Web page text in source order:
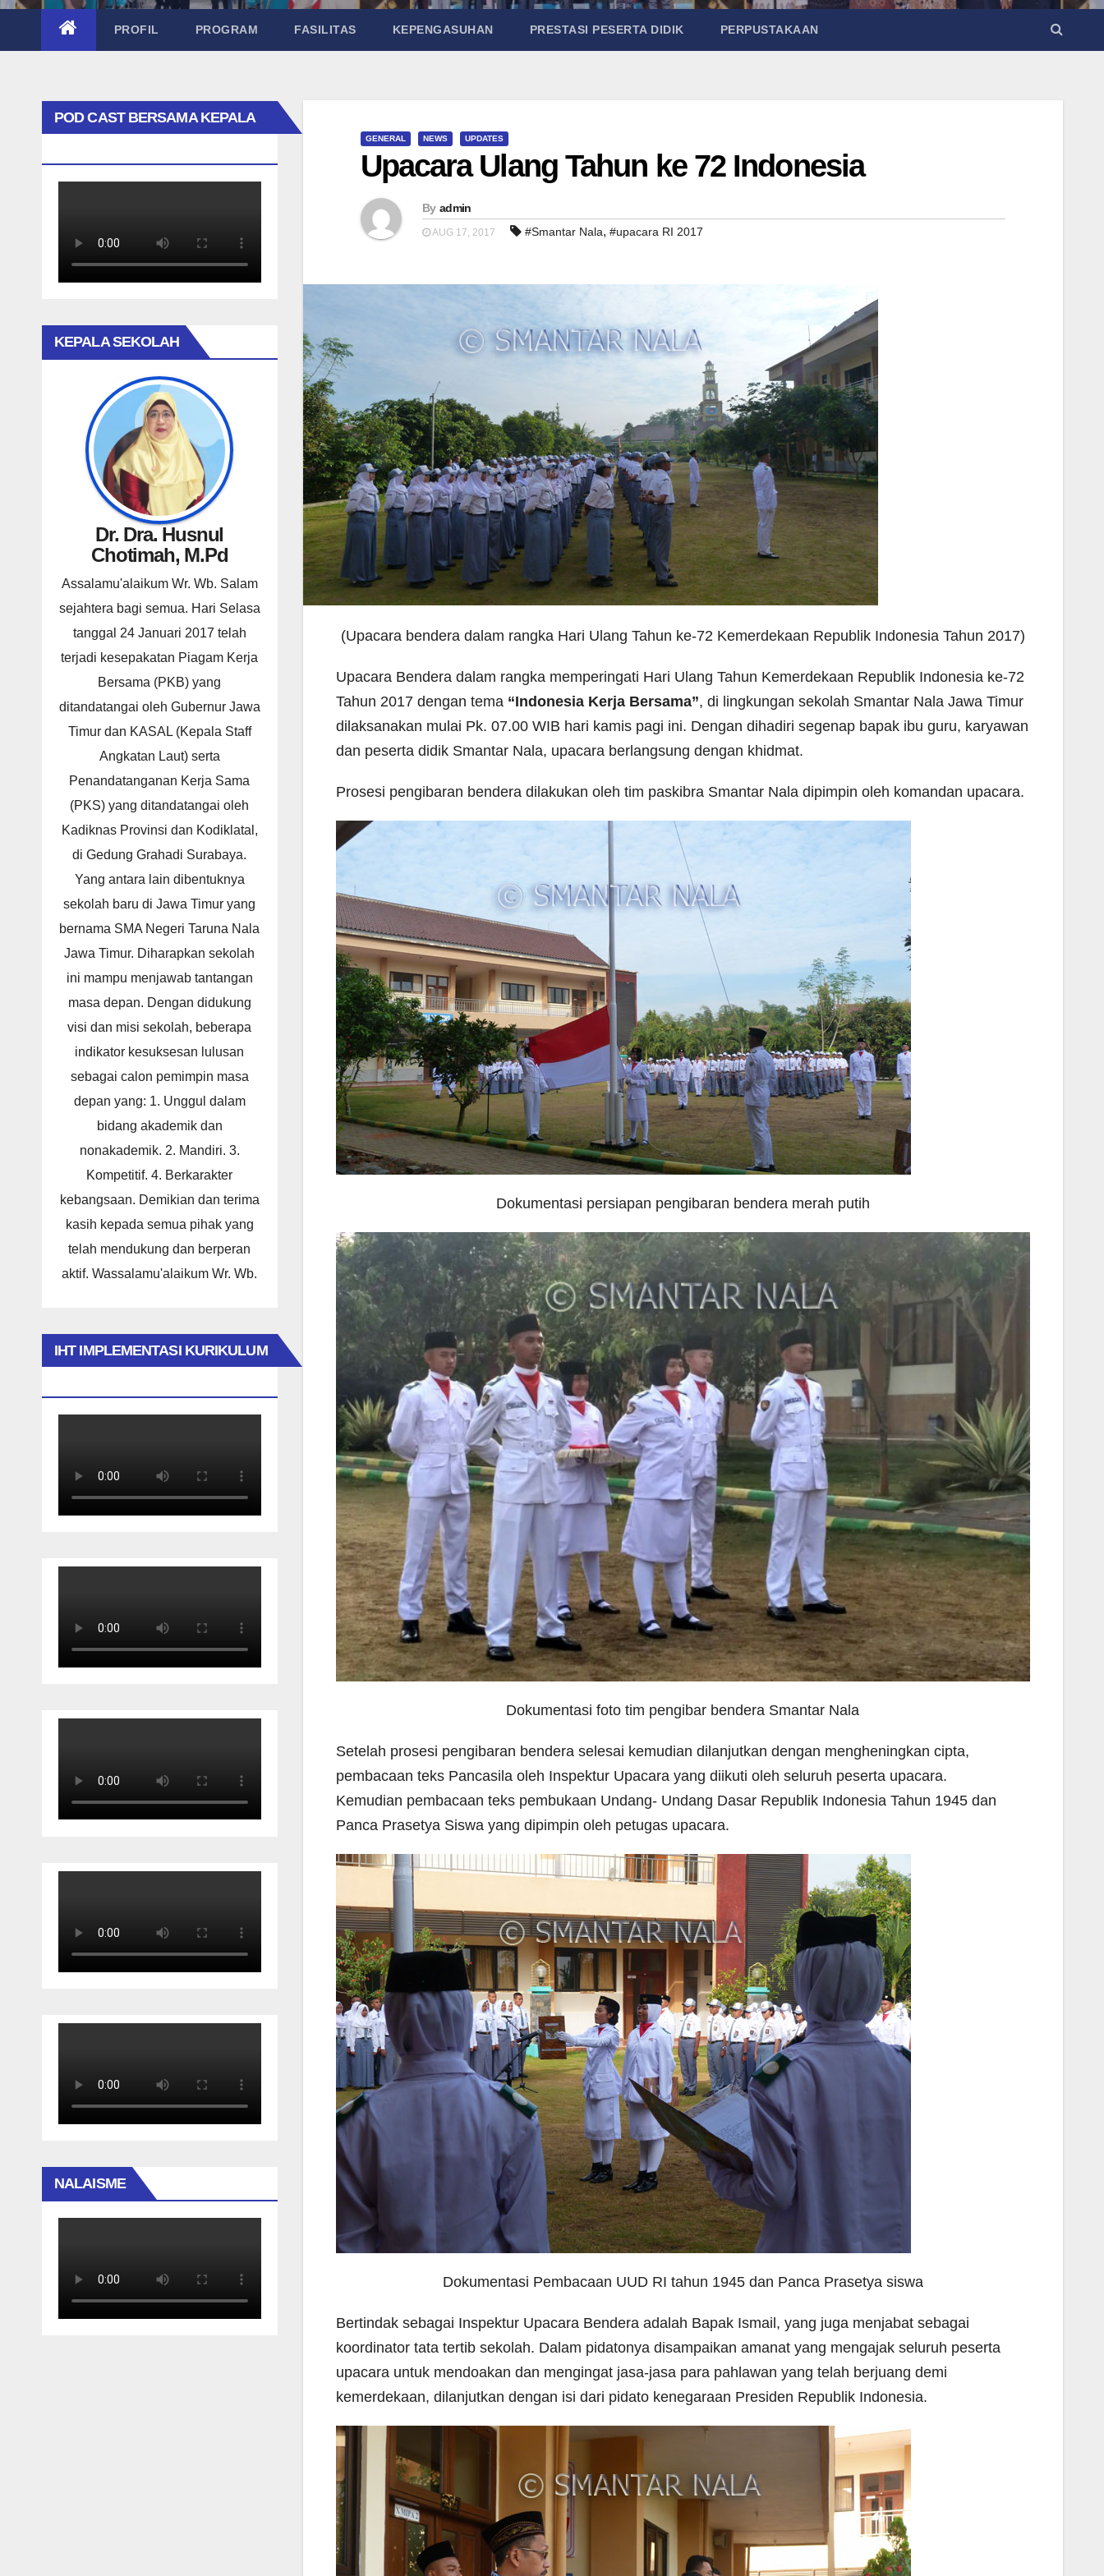
PROFIL PROGRAM FASILITAS KEPENGASUHAN PRESTASI PESERTA DIDIK PERPUSTAKAAN
POD CAST BERSAMA KEPALA
KEPALA SEKOLAH
Dr. Dra. Husnul
Chotimah, M.Pd
Assalamu'alaikum Wr. Wb. Salam
sejahtera bagi semua. Hari Selasa
tanggal 24 Januari 2017 telah
terjadi kesepakatan Piagam Kerja
Bersama (PKB) yang
ditandatangai oleh Gubernur Jawa
Timur dan KASAL (Kepala Staff
Angkatan Laut) serta
Penandatanganan Kerja Sama
(PKS) yang ditandatangai oleh
Kadiknas Provinsi dan Kodiklatal,
di Gedung Grahadi Surabaya.
Yang antara lain dibentuknya
sekolah baru di Jawa Timur yang
bernama SMA Negeri Taruna Nala
Jawa Timur. Diharapkan sekolah
ini mampu menjawab tantangan
masa depan. Dengan didukung
visi dan misi sekolah, beberapa
indikator kesuksesan lulusan
sebagai calon pemimpin masa
depan yang: 1. Unggul dalam
bidang akademik dan
nonakademik. 2. Mandiri. 3.
Kompetitif. 4. Berkarakter
kebangsaan. Demikian dan terima
kasih kepada semua pihak yang
telah mendukung dan berperan
aktif. Wassalamu'alaikum Wr. Wb.
IHT IMPLEMENTASI KURIKULUM
NALAISME
GENERAL NEWS UPDATES
Upacara Ulang Tahun ke 72 Indonesia
By admin
AUG 17, 2017 #Smantar Nala, #upacara RI 2017
(Upacara bendera dalam rangka Hari Ulang Tahun ke-72 Kemerdekaan Republik Indonesia Tahun 2017)
Upacara Bendera dalam rangka memperingati Hari Ulang Tahun Kemerdekaan Republik Indonesia ke-72
Tahun 2017 dengan tema “Indonesia Kerja Bersama”, di lingkungan sekolah Smantar Nala Jawa Timur
dilaksanakan mulai Pk. 07.00 WIB hari kamis pagi ini. Dengan dihadiri segenap bapak ibu guru, karyawan
dan peserta didik Smantar Nala, upacara berlangsung dengan khidmat.
Prosesi pengibaran bendera dilakukan oleh tim paskibra Smantar Nala dipimpin oleh komandan upacara.
Dokumentasi persiapan pengibaran bendera merah putih
Dokumentasi foto tim pengibar bendera Smantar Nala
Setelah prosesi pengibaran bendera selesai kemudian dilanjutkan dengan mengheningkan cipta,
pembacaan teks Pancasila oleh Inspektur Upacara yang diikuti oleh seluruh peserta upacara.
Kemudian pembacaan teks pembukaan Undang- Undang Dasar Republik Indonesia Tahun 1945 dan
Panca Prasetya Siswa yang dipimpin oleh petugas upacara.
Dokumentasi Pembacaan UUD RI tahun 1945 dan Panca Prasetya siswa
Bertindak sebagai Inspektur Upacara Bendera adalah Bapak Ismail, yang juga menjabat sebagai
koordinator tata tertib sekolah. Dalam pidatonya disampaikan amanat yang mengajak seluruh peserta
upacara untuk mendoakan dan mengingat jasa-jasa para pahlawan yang telah berjuang demi
kemerdekaan, dilanjutkan dengan isi dari pidato kenegaraan Presiden Republik Indonesia.